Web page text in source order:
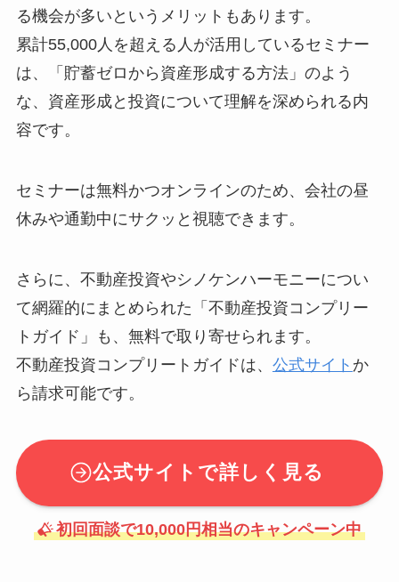
る機会が多いというメリットもあります。
累計55,000人を超える人が活用しているセミナー
は、「貯蓄ゼロから資産形成する方法」のよう
な、資産形成と投資について理解を深められる内
容です。
セミナーは無料かつオンラインのため、会社の昼
休みや通勤中にサクッと視聴できます。
さらに、不動産投資やシノケンハーモニーについ
て網羅的にまとめられた「不動産投資コンプリー
トガイド」も、無料で取り寄せられます。
不動産投資コンプリートガイドは、 公式サイト か
ら請求可能です。
公式サイトで詳しく見る
初回面談で10,000円相当のキャンペーン中